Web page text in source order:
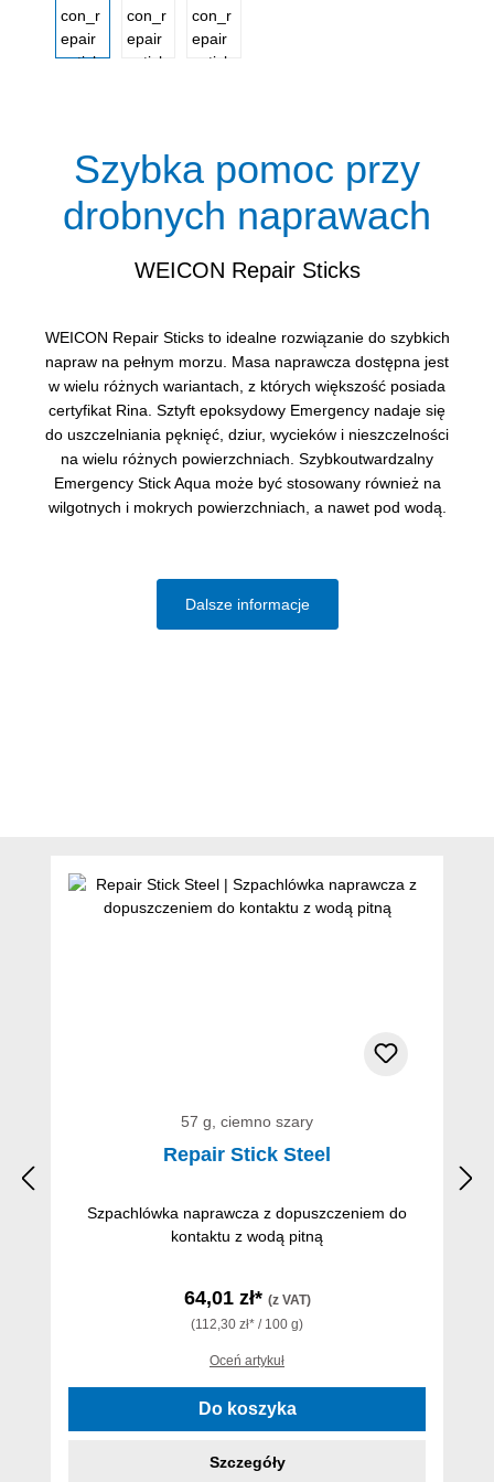
Szybka pomoc przy
drobnych naprawach
WEICON Repair Sticks
WEICON Repair Sticks to idealne rozwiązanie do szybkich
napraw na pełnym morzu. Masa naprawcza dostępna jest
w wielu różnych wariantach, z których większość posiada
certyfikat Rina. Sztyft epoksydowy Emergency nadaje się
do uszczelniania pęknięć, dziur, wycieków i nieszczelności
na wielu różnych powierzchniach. Szybkoutwardzalny
Emergency Stick Aqua może być stosowany również na
wilgotnych i mokrych powierzchniach, a nawet pod wodą.
Dalsze informacje
57 g, ciemno szary
Repair Stick Steel
Szpachlówka naprawcza z dopuszczeniem do
kontaktu z wodą pitną
64,01 zł* (z VAT)
(112,30 zł* / 100 g)
Oceń artykuł
Do koszyka
Szczegóły